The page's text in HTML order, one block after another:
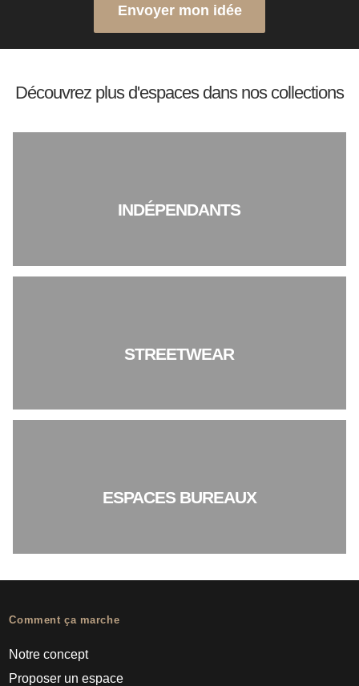
Envoyer mon idée
Découvrez plus d'espaces dans nos collections
INDÉPENDANTS
STREETWEAR
ESPACES BUREAUX
Comment ça marche
Notre concept
Proposer un espace